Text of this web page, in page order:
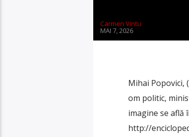
Carmen Vintu
MAI 7, 2026
Mihai Popovici,
om politic,
imagine se află
http://